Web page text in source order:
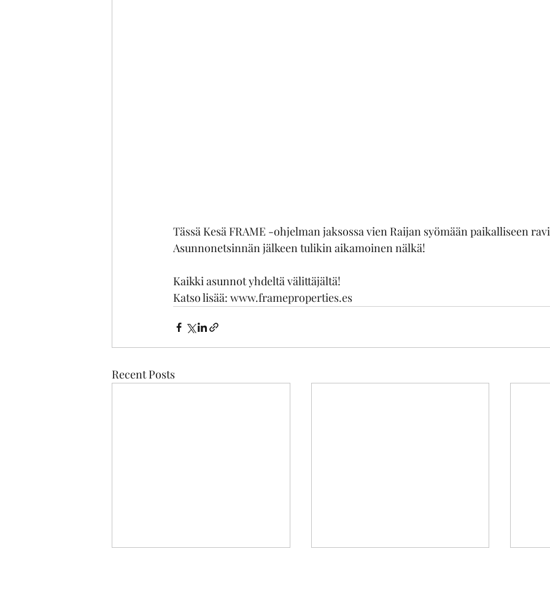
Tässä Kesä FRAME -ohjelman jaksossa vien Raijan syömään paikalliseen
Asunnonetsinnän jälkeen tulikin aikamoinen nälkä!
Kaikki asunnot yhdeltä välittäjältä!
Katso lisää: www.frameproperties.es
Recent Posts